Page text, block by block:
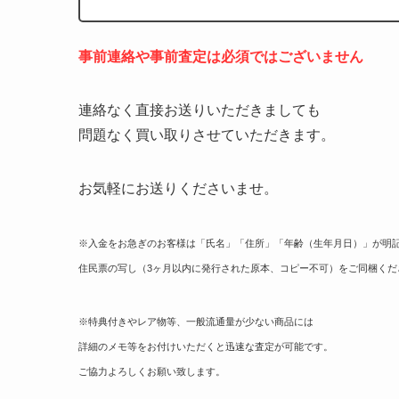
事前連絡や事前査定は必須ではございません
連絡なく直接お送りいただきましても
問題なく買い取りさせていただきます。
お気軽にお送りくださいませ。
※入金をお急ぎのお客様は「氏名」「住所」「年齢（生年月日）」が明
住民票の写し（3ヶ月以内に発行された原本、コピー不可）をご同梱くだ
※特典付きやレア物等、一般流通量が少ない商品には
詳細のメモ等をお付けいただくと迅速な査定が可能です。
ご協力よろしくお願い致します。